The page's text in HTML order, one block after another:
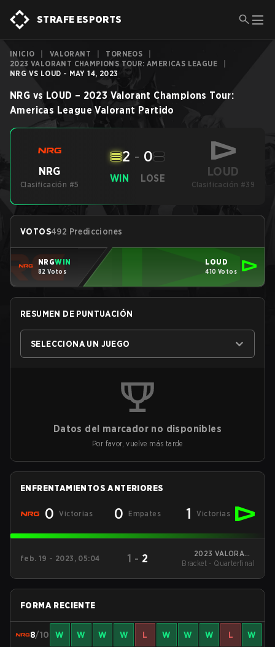
STRAFE ESPORTS
INICIO VALORANT TORNEOS
2023 VALORANT CHAMPIONS TOUR: AMERICAS LEAGUE
NRG VS LOUD - MAY 14, 2023
NRG vs LOUD – 2023 Valorant Champions Tour:
Americas League Valorant Partido
NRG
Clasificación #5
WIN
2 - 0
LOSE LOUD
Clasificación #39
VOTOS492 Predicciones
NRGWIN
82 Votos
LOUD
410 Votos
RESUMEN DE PUNTUACIÓN
SELECCIONA UN JUEGO
Datos del marcador no disponibles
Por favor, vuelve más tarde
ENFRENTAMIENTOS ANTERIORES
0 Victorias 0 Empates 1 Victorias
feb. 19 - 2023, 05:04 1 - 2
2023 VALORANT
Champions Tour:
Bracket - Quarterfinal
FORMA RECIENTE
8/10 W W W W L W W W L W